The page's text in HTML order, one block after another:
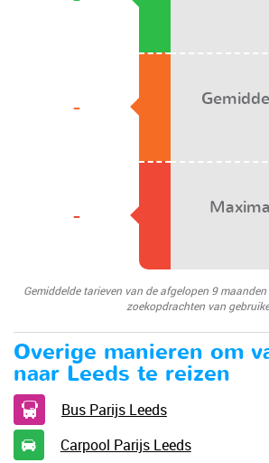
-
-
Gemiddelde tarieven van de afgelopen 9
zoekopdrachten van
Overige manieren om
naar Leeds te reizen
Bus Parijs Leeds
Carpool Parijs Leeds